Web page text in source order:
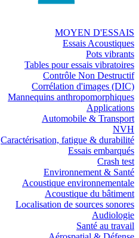
MOYEN D'ESSAIS
Essais Acoustiques
Pots vibrants
Tables pour essais vibratoires
Contrôle Non Destructif
Corrélation d'images (DIC)
Mannequins anthropomorphiques
Applications
Automobile & Transport
NVH
Caractérisation, fatigue & durabilité
Essais embarqués
Crash test
Environnement & Santé
Acoustique environnementale
Acoustique du bâtiment
Localisation de sources sonores
Audiologie
Santé au travail